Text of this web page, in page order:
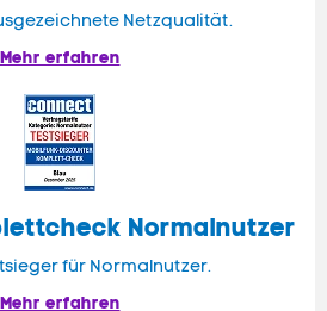
Netzqualität.
Mehr erfahren
Normalnutzer
für Normalnutzer.
Mehr erfahren